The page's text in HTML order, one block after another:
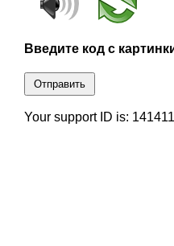
Введите код с
Отправить
Your support ID is: